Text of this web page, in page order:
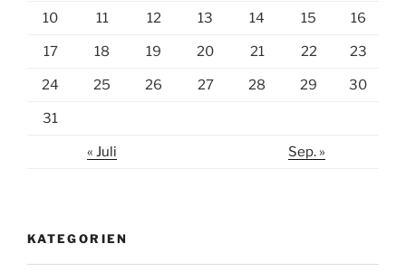
10 11 12 13 14 15 16
17 18 19 20 21 22 23
24 25 26 27 28 29 30
31
« Juli Sep. »
KATEGORIEN